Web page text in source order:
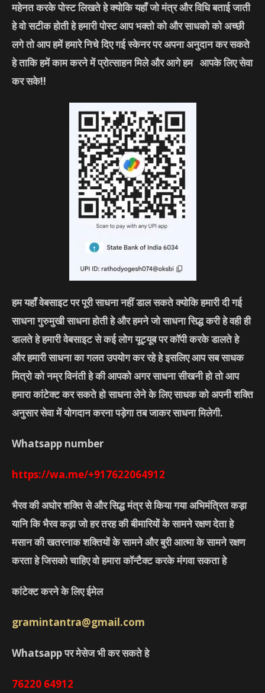
महेनत करके पोस्ट लिखते हे क्योकि यहाँ जो मंत्र और विधि बताई जाती
हे वो सटीक होती हे हमारी पोस्ट आप भक्तो को और साधको को अच्छी
लगे तो आप हमें हमारे निचे दिए गई स्केनर पर अपना अनुदान कर सकते
हे ताकि हमें काम करने में प्रोत्साहन मिले और आगे हम आपके लिए सेवा
कर सके!!
हम यहाँ वेबसाइट पर पूरी साधना नहीं डाल सकते क्योकि हमारी दी गई
साधना गुरुमुखी साधना होती हे और हमने जो साधना सिद्ध करी हे वही ही
डालते हे हमारी वेबसाइट से कई लोग यूट्यूब पर कॉपी करके डालते हे
और हमारी साधना का गलत उपयोग कर रहे हे इसलिए आप सब साधक
मित्रो को नम्र विनंती हे की आपको अगर साधना सीखनी हो तो आप
हमारा कांटेक्ट कर सकते हो साधना लेने के लिए साधक को अपनी शक्ति
अनुसार सेवा में योगदान करना पड़ेगा तब जाकर साधना मिलेगी.
Whatsapp number
https://wa.me/+917622064912
भैरव की अघोर शक्ति से और सिद्ध मंत्र से किया गया अभिमंत्रित कड़ा
यानि कि भैरव कड़ा जो हर तरह की बीमारियों के सामने रक्षण देता हे
मसान की खतरनाक शक्तियों के सामने और बुरी आत्मा के सामने रक्षण
करता हे जिसको चाहिए वो हमारा कॉन्टैक्ट करके मंगवा सकता हे
कांटेक्ट करने के लिए ईमेल
gramintantra@gmail.com
Whatsapp पर मेसेज भी कर सकते हे
76220 64912